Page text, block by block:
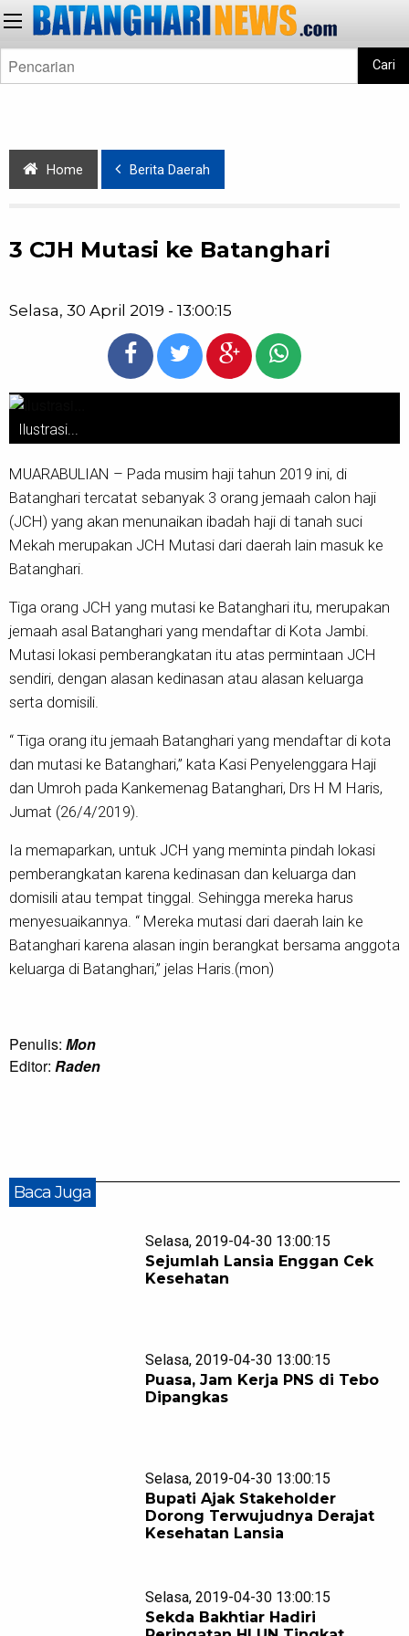
Cari
Home Berita Daerah
3 CJH Mutasi ke Batanghari
Selasa, 30 April 2019 - 13:00:15
Ilustrasi...
MUARABULIAN – Pada musim haji tahun 2019 ini, di
Batanghari tercatat sebanyak 3 orang jemaah calon haji
(JCH) yang akan menunaikan ibadah haji di tanah suci
Mekah merupakan JCH Mutasi dari daerah lain masuk ke
Batanghari.
Tiga orang JCH yang mutasi ke Batanghari itu, merupakan
jemaah asal Batanghari yang mendaftar di Kota Jambi.
Mutasi lokasi pemberangkatan itu atas permintaan JCH
sendiri, dengan alasan kedinasan atau alasan keluarga
serta domisili.
“ Tiga orang itu jemaah Batanghari yang mendaftar di kota
dan mutasi ke Batanghari,” kata Kasi Penyelenggara Haji
dan Umroh pada Kankemenag Batanghari, Drs H M Haris,
Jumat (26/4/2019).
Ia memaparkan, untuk JCH yang meminta pindah lokasi
pemberangkatan karena kedinasan dan keluarga dan
domisili atau tempat tinggal. Sehingga mereka harus
menyesuaikannya. “ Mereka mutasi dari daerah lain ke
Batanghari karena alasan ingin berangkat bersama anggota
keluarga di Batanghari,” jelas Haris.(mon)
Penulis: Mon
Editor: Raden
Baca Juga
Selasa, 2019-04-30 13:00:15
Sejumlah Lansia Enggan Cek
Kesehatan
Selasa, 2019-04-30 13:00:15
Puasa, Jam Kerja PNS di Tebo
Dipangkas
Selasa, 2019-04-30 13:00:15
Bupati Ajak Stakeholder
Dorong Terwujudnya Derajat
Kesehatan Lansia
Selasa, 2019-04-30 13:00:15
Sekda Bakhtiar Hadiri